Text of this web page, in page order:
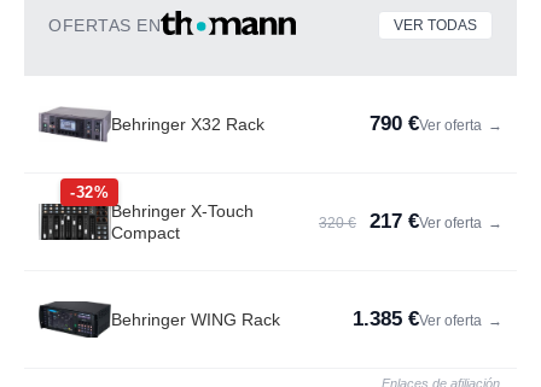
OFERTAS EN VER TODAS
Behringer X32 Rack 790 €Ver oferta →
-32%
Behringer X-Touch
Compact
320 € 217 €Ver oferta →
Behringer WING Rack 1.385 €Ver oferta →
Enlaces de afiliación